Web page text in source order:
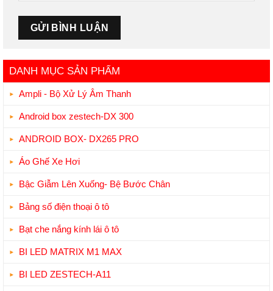
DANH MỤC SẢN PHẨM
Ampli - Bộ Xử Lý Âm Thanh
Android box zestech-DX 300
ANDROID BOX- DX265 PRO
Áo Ghế Xe Hơi
Bậc Giẫm Lên Xuống- Bệ Bước Chân
Bảng số điện thoại ô tô
Bạt che nắng kính lái ô tô
BI LED MATRIX M1 MAX
BI LED ZESTECH-A11